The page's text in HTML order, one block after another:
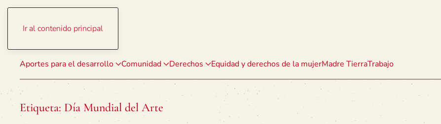
Ir al contenido principal
Aportes para el desarrollo Comunidad Derechos Equidad y derechos de la mujerMadre TierraTrabajo
Etiqueta: Día Mundial del Arte